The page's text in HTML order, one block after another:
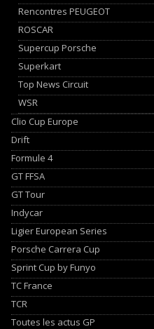
Rencontres PEUGEOT
ROSCAR
Supercup Porsche
Superkart
Top News Circuit
WSR
Clio Cup Europe
Drift
Formule 4
GT FFSA
GT Tour
Indycar
Ligier European Series
Porsche Carrera Cup
Sprint Cup by Funyo
TC France
TCR
Toutes les actus GP